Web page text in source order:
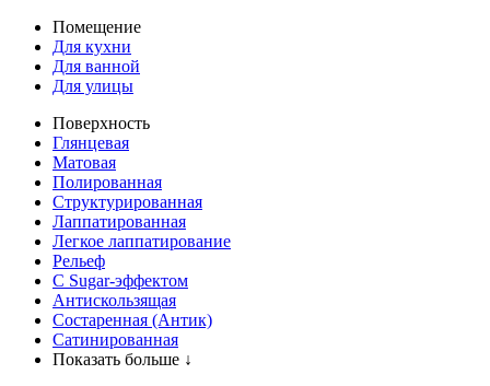
Помещение
Для кухни
Для ванной
Для улицы
Поверхность
Глянцевая
Матовая
Полированная
Структурированная
Лаппатированная
Легкое лаппатирование
Рельеф
С Sugar-эффектом
Антискользящая
Состаренная (Антик)
Сатинированная
Показать больше ↓